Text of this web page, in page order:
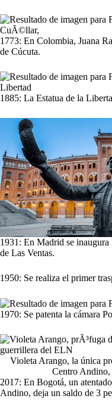
1773: En Colombia, Juana
de Cúcuta.
1885: La Estatua de la
1931: En Madrid se
de Las Ventas.
1950: Se realiza el primer
1970: Se patenta la cámara
Violeta Arango, la única
Centro
2017: En Bogotá, un
Andino, deja un saldo de 3